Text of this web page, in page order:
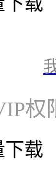
权
下载